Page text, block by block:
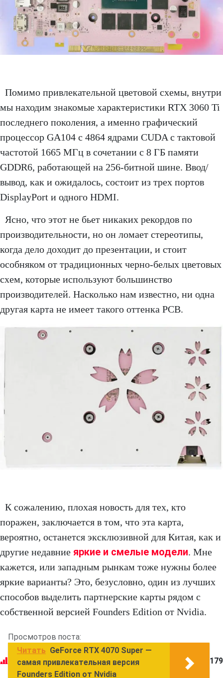
Помимо привлекательной цветовой схемы, внутри
мы находим знакомые характеристики RTX 3060 Ti
последнего поколения, а именно графический
процессор GA104 с 4864 ядрами CUDA с тактовой
частотой 1665 МГц в сочетании с 8 ГБ памяти
GDDR6, работающей на 256-битной шине. Ввод/
вывод, как и ожидалось, состоит из трех портов
DisplayPort и одного HDMI.
Ясно, что этот не бьет никаких рекордов по
производительности, но он ломает стереотипы,
когда дело доходит до презентации, и стоит
особняком от традиционных черно-белых цветовых
схем, которые используют большинство
производителей. Насколько нам известно, ни одна
другая карта не имеет такого оттенка PCB.
К сожалению, плохая новость для тех, кто
поражен, заключается в том, что эта карта,
вероятно, останется эксклюзивной для Китая, как и
другие недавние яркие и смелые модели. Мне
кажется, или западным рынкам тоже нужны более
яркие варианты? Это, безусловно, один из лучших
способов выделить партнерские карты рядом с
собственной версией Founders Edition от Nvidia.
Просмотров поста:
Читать GeForce RTX 4070 Super —
самая привлекательная версия
Founders Edition от Nvidia
179